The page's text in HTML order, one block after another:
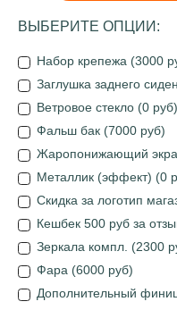
ВЫБЕРИТЕ ОПЦИИ:
Набор крепежа (3000
Заглушка заднего
Ветровое стекло (0 руб)
Фальш бак (7000 руб)
Жаропонижающий
Металлик (эффект) (0
Скидка за логотип
Кешбек 500 руб за
Зеркала компл. (2300
Фара (6000 руб)
Дополнительный